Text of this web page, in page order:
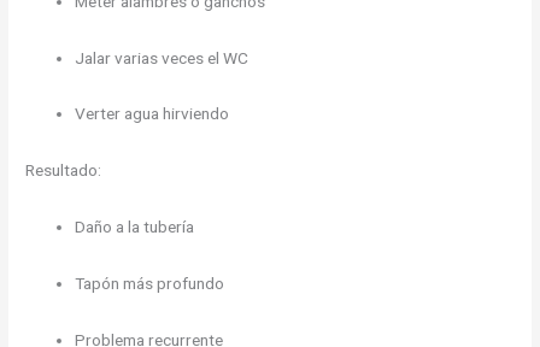
Jalar varias veces el WC
Verter agua hirviendo
Resultado:
Daño a la tubería
Tapón más profundo
Problema recurrente